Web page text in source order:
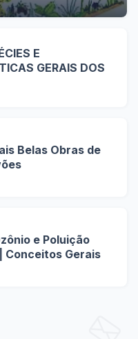
E
GERAIS DOS
Belas Obras de
e Poluição
Gerais